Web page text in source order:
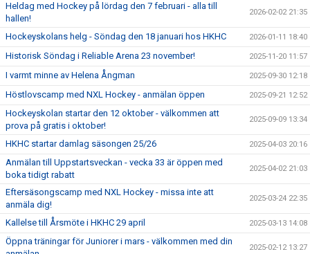
Heldag med Hockey på lördag den 7 februari - alla till
hallen!
2026-02-02 21:35
Hockeyskolans helg - Söndag den 18 januari hos HKHC 2026-01-11 18:40
Historisk Söndag i Reliable Arena 23 november! 2025-11-20 11:57
I varmt minne av Helena Ångman 2025-09-30 12:18
Höstlovscamp med NXL Hockey - anmälan öppen 2025-09-21 12:52
Hockeyskolan startar den 12 oktober - välkommen att
prova på gratis i oktober!
2025-09-09 13:34
HKHC startar damlag säsongen 25/26 2025-04-03 20:16
Anmälan till Uppstartsveckan - vecka 33 är öppen med
boka tidigt rabatt
2025-04-02 21:03
Eftersäsongscamp med NXL Hockey - missa inte att
anmäla dig!
2025-03-24 22:35
Kallelse till Årsmöte i HKHC 29 april 2025-03-13 14:08
Öppna träningar för Juniorer i mars - välkommen med din
2025-02-12 13:27